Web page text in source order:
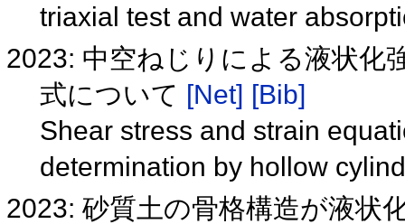
triaxial test and water
2023: 中空ねじりによる液状化
式について [Net] [Bib]
Shear stress and strain
determination by hollow
2023: 砂質土の骨格構造が液状